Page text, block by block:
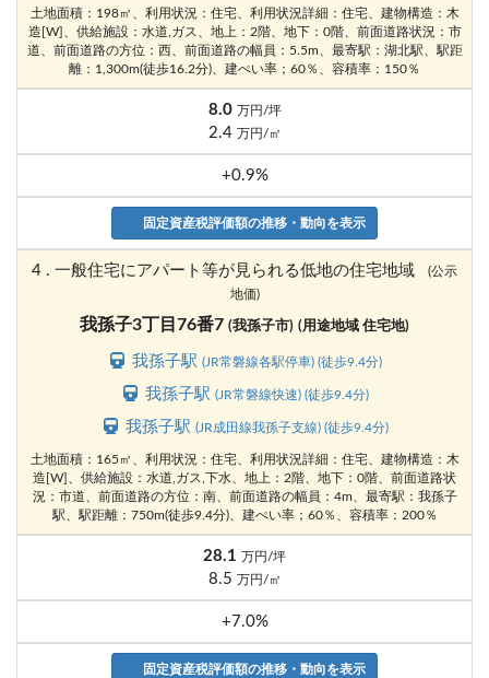
土地面積：198㎡、利用状況：住宅、利用状況詳細：住宅、建物構造：木
造[W]、供給施設：水道,ガス、地上：2階、地下：0階、前面道路状況：市
道、前面道路の方位：西、前面道路の幅員：5.5m、最寄駅：湖北駅、駅距
離：1,300m(徒歩16.2分)、建ぺい率；60％、容積率：150％
8.0 万円/坪
2.4 万円/㎡
+0.9%
固定資産税評価額の推移・動向を表示
4 . 一般住宅にアパート等が見られる低地の住宅地域
(公示
地価)
我孫子3丁目76番7 (我孫子市) (用途地域 住宅地)
我孫子駅(JR常磐線各駅停車) (徒歩9.4分)
我孫子駅(JR常磐線快速) (徒歩9.4分)
我孫子駅(JR成田線我孫子支線) (徒歩9.4分)
土地面積：165㎡、利用状況：住宅、利用状況詳細：住宅、建物構造：木
造[W]、供給施設：水道,ガス,下水、地上：2階、地下：0階、前面道路状
況：市道、前面道路の方位：南、前面道路の幅員：4m、最寄駅：我孫子
駅、駅距離：750m(徒歩9.4分)、建ぺい率；60％、容積率：200％
28.1 万円/坪
8.5 万円/㎡
+7.0%
固定資産税評価額の推移・動向を表示